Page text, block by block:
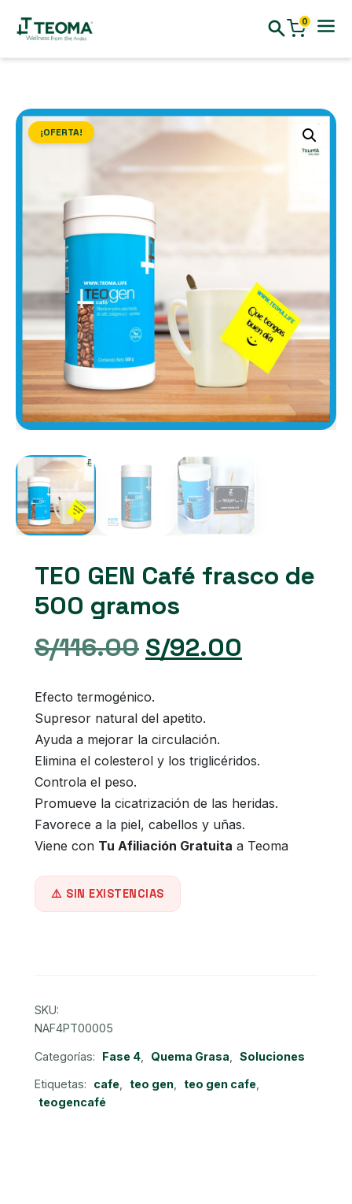
0
¡OFERTA!
TEO GEN Café frasco de
500 gramos
S/116.00 El
precio
original
era:
S/116.00.
S/92.00
es:
S/92.00.
Efecto termogénico.
Supresor natural del apetito.
Ayuda a mejorar la circulación.
Elimina el colesterol y los triglicéridos.
Controla el peso.
Promueve la cicatrización de las heridas.
Favorece a la piel, cabellos y uñas.
Viene con Tu Afiliación Gratuita a Teoma
SIN EXISTENCIAS
SKU:
NAF4PT00005
Categorías: Fase 4 Quema Grasa Soluciones
Etiquetas: cafe teo gen teo gen cafe
teogencafé